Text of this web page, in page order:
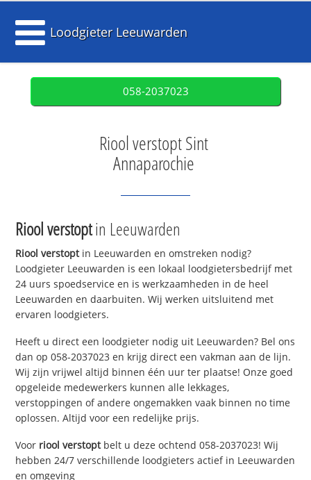
Loodgieter Leeuwarden
058-2037023
Riool verstopt Sint
Annaparochie
Riool verstoptin Leeuwarden
Riool verstoptin Leeuwarden en omstreken nodig?
Loodgieter Leeuwarden is een lokaal loodgietersbedrijf met
24 uurs spoedservice en is werkzaamheden in de heel
Leeuwarden en daarbuiten. Wij werken uitsluitend met
ervaren loodgieters.
Heeft u direct een loodgieter nodig uit Leeuwarden? Bel ons
dan op 058-2037023 en krijg direct een vakman aan de lijn.
Wij zijn vrijwel altijd binnen één uur ter plaatse! Onze goed
opgeleide medewerkers kunnen alle lekkages,
verstoppingen of andere ongemakken vaak binnen no time
oplossen. Altijd voor een redelijke prijs.
Voor riool verstoptbelt u deze ochtend 058-2037023! Wij
hebben 24/7 verschillende loodgieters actief in Leeuwarden
en omgeving